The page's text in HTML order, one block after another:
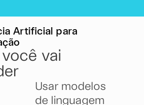
Artificial para
vai
Usar modelos
de linguagem